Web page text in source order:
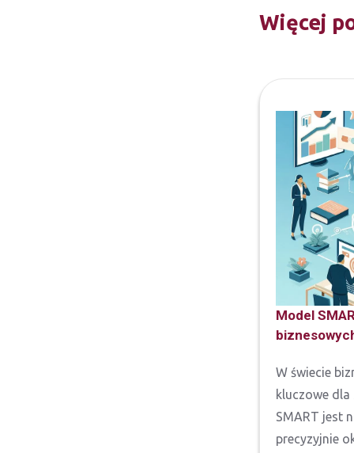
Więcej
Model
W świecie
kluczowe
SMART jest
precyzyjnie